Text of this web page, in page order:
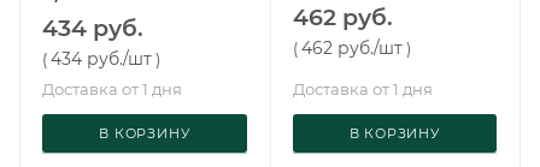
434 руб.
(434 руб./шт)
Доставка от 1 дня
В КОРЗИНУ
462 руб.
(462 руб./шт )
Доставка от 1 дня
В КОРЗИНУ